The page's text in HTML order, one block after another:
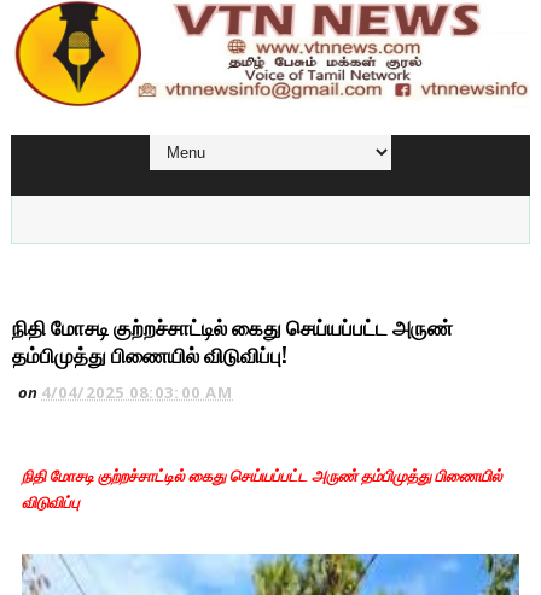
நிதி மோசடி குற்றச்சாட்டில் கைது செய்யப்பட்ட அருண்
தம்பிமுத்து பிணையில் விடுவிப்பு!
on 4/04/2025 08:03:00 AM
நிதி மோசடி குற்றச்சாட்டில் கைது செய்யப்பட்ட அருண் தம்பிமுத்து பிணையில்
விடுவிப்பு